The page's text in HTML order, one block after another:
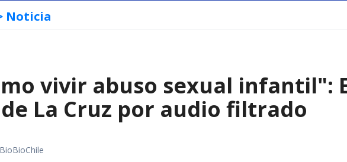
Noticia
vivir abuso sexual infantil":
La Cruz por audio filtrado